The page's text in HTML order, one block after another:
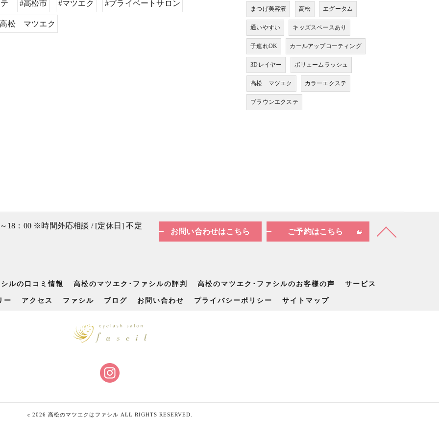
#高松市 #マツエク #プライベートサロン
松 マツエク
まつげ美容液 高松 エグータム
通いやすい キッズスペースあり
子連れOK カールアップコーティング
3Dレイヤー ボリュームラッシュ
高松 マツエク カラーエクステ
ブラウンエクステ
18：00 ※時間外応相談 / [定休日] 不定
お問い合わせはこちら ご予約はこちら
ルの口コミ情報 高松のマツエク･ファシルの評判 高松のマツエク･ファシルのお客様の声 サービス
ー アクセス ファシル ブログ お問い合わせ プライバシーポリシー サイトマップ
c 2026 高松のマツエクはファシル ALL RIGHTS RESERVED.